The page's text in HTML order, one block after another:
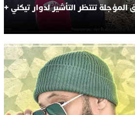
تنتظر التأشير لدوار تيكني +